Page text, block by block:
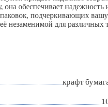
обеспечивает надежность
подчеркивающих
незаменимой для
крафт